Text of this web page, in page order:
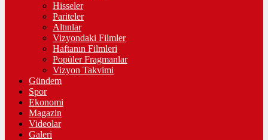
Hisseler
Pariteler
Altınlar
Vizyondaki Filmler
Haftanın Filmleri
Popüler Fragmanlar
Vizyon Takvimi
Gündem
Spor
Ekonomi
Magazin
Videolar
Galeri